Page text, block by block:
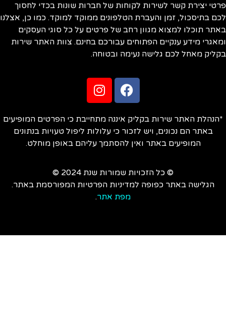
יצירת קשר לשירות לקוחות של חברות שונות בכדי לחסוך
בתיסכול, זמן והעברת הטלפונים ממוקד למוקד. כמו כן, אצלנו
תוכלו למצוא מגוון רחב של פרטים על כל סוגי העסקים
מידע ענקיים הפתוחים עבורכם בחינם. צוות האתר שירות
מאחל לכם גלישה נעימה ובטוחה.
האתר שירות בקליק איננה מתחייבת כי הפרטים המופיעים
באתר הם נכונים, ויש לזכור כי עלולות ליפול טעויות בנתונים
המופיעים באתר ואין להסתמך עליהם באופן מוחלט.
© כל הזכויות שמורות שנת 2024 ©
הגלישה באתר כפופה למדיניות הפרטיות המפורסמת באתר.
מפת אתר.